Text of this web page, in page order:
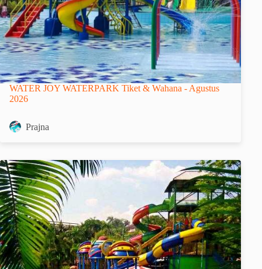
WATER JOY WATERPARK Tiket & Wahana - Agustus
2026
Prajna